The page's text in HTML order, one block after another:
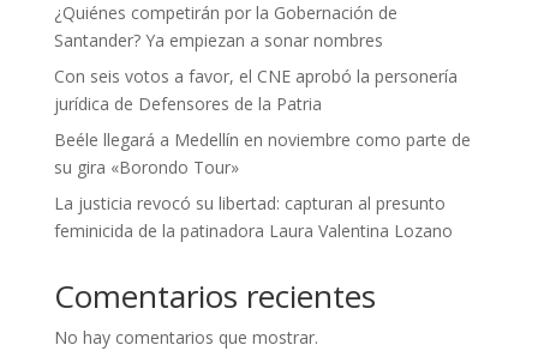
¿Quiénes competirán por la Gobernación de
Santander? Ya empiezan a sonar nombres
Con seis votos a favor, el CNE aprobó la personería
jurídica de Defensores de la Patria
Beéle llegará a Medellín en noviembre como parte de
su gira «Borondo Tour»
La justicia revocó su libertad: capturan al presunto
feminicida de la patinadora Laura Valentina Lozano
Comentarios recientes
No hay comentarios que mostrar.